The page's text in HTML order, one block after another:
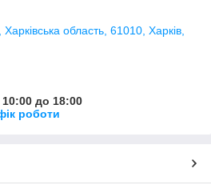
Харківська область, 61010, Харків,
до 18:00
роботи